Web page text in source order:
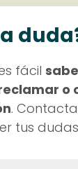
fácil
o
.
tus